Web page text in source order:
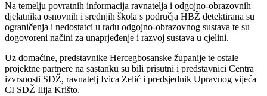
Na temelju povratnih informacija ravnatelja i odgojno-obrazovnih
djelatnika osnovnih i srednjih škola s područja HBŽ detektirana su
ograničenja i nedostatci u radu odgojno-obrazovnog sustava te su
dogovoreni načini za unaprjeđenje i razvoj sustava u cjelini.
Uz domaćine, predstavnike Hercegbosanske županije te ostale
projektne partnere na sastanku su bili prisutni i predstavnici Centra
izvrsnosti SDŽ, ravnatelj Ivica Zelić i predsjednik Upravnog vijeća
CI SDŽ Ilija Krišto.